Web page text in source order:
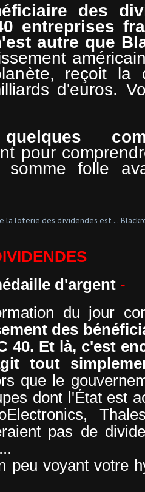
des
entreprises
autre que
reçoit la
d'euros.
quelques
pour
somme folle
d'argent -
du jour
des
40. Et là, c'est
tout
que le
dont l'État est
pas de
peu voyant votre